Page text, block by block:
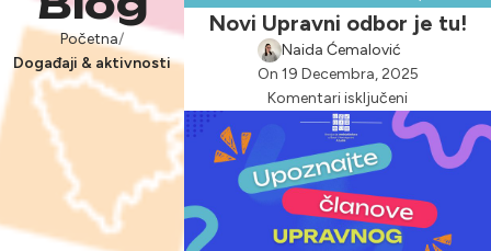
Početna
Događaji & aktivnosti
GENERALNA SKUPŠTINA ,
NOVOSTI & PROJEKTI,UPRAVNI ODBOR
Novi Upravni odbor je tu!
Naida Ćemalović
On 19 Decembra, 2025
Komentari isključeni